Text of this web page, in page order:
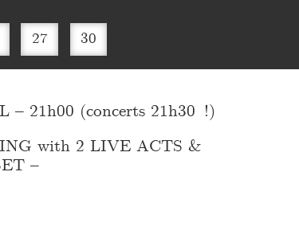
27 30
21h00 (concerts 21h30 !)
with 2 LIVE ACTS &
–